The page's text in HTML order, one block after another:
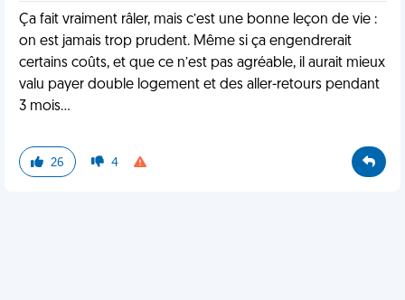
Ça fait vraiment râler, mais c’est une bonne leçon de vie :
on est jamais trop prudent. Même si ça engendrerait
certains coûts, et que ce n’est pas agréable, il aurait mieux
valu payer double logement et des aller-retours pendant
3 mois...
26 4